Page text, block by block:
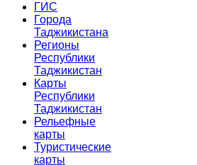
ГИС
Города
Таджикистана
Регионы
Республики
Таджикистан
Карты
Республики
Таджикистан
Рельефные
карты
Туристические
карты